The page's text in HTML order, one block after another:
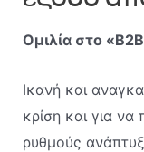
Ομιλία στο
Ικανή και
κρίση και για
ρυθμούς